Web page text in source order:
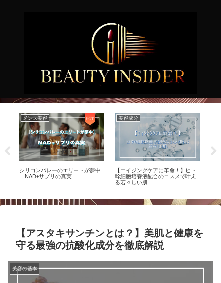
メンズ美容
シリコンバレーのエリートが夢中
｜NAD+サプリの真実
美容成分
【エイジングケアに革命！】ヒト
幹細胞培養液配合のコスメで叶え
る若々しい肌
【アスタキサンチンとは？】美肌と健康を
守る最強の抗酸化成分を徹底解説
美容の基本